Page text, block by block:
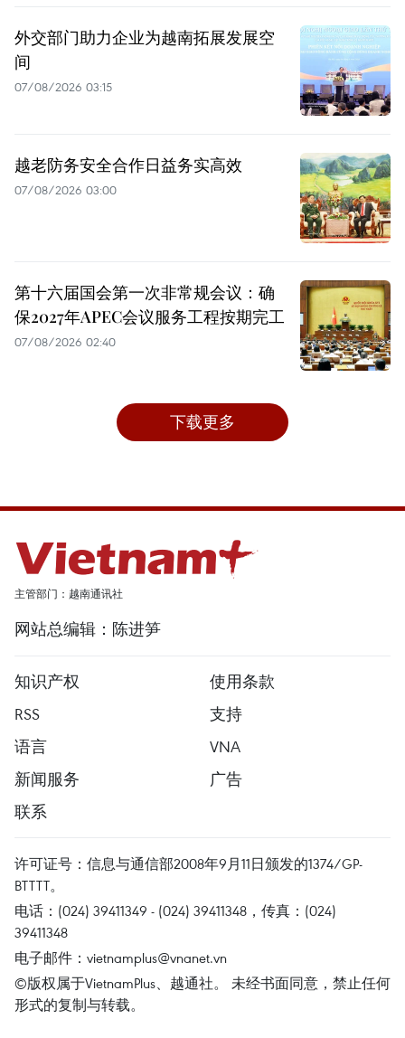
外交部门助力企业为越南拓展发展空
间
07/08/2026 03:15
越老防务安全合作日益务实高效
07/08/2026 03:00
第十六届国会第一次非常规会议：确
保2027年APEC会议服务工程按期完工
07/08/2026 02:40
下载更多
主管部门：越南通讯社
网站总编辑：陈进笋
知识产权
使用条款
RSS
支持
语言
VNA
新闻服务
广告
联系
许可证号：信息与通信部2008年9月11日颁发的1374/GP-
BTTTT。
电话：(024) 39411349 - (024) 39411348，传真：(024)
39411348
电子邮件： vietnamplus@vnanet.vn
©版权属于VietnamPlus、越通社。 未经书面同意，禁止任何
形式的复制与转载。